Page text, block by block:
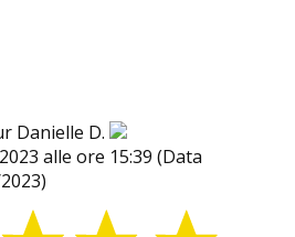
Danielle D.
alle ore 15:39 (Data